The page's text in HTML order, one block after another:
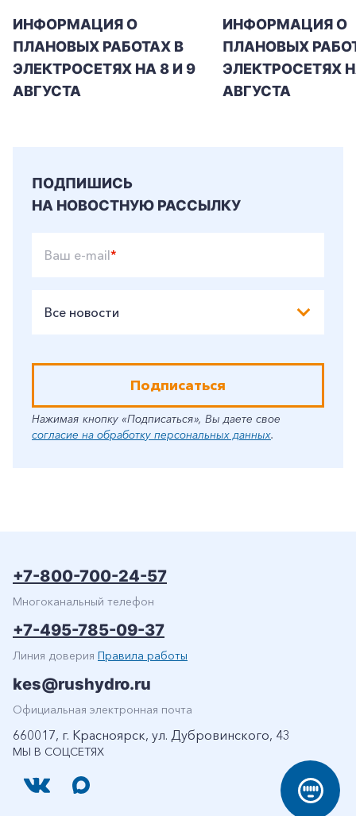
+7-800-700-24-57
Заказать обратный звонок
ИНФОРМАЦИЯ О
ПЛАНОВЫХ РАБОТАХ В
ЭЛЕКТРОСЕТЯХ НА 8 И 9
АВГУСТА
ИНФОРМАЦИЯ О
ПЛАНОВЫХ
ЭЛЕКТРОСЕТЯХ
АВГУСТА
ПОДПИШИСЬ
НА НОВОСТНУЮ РАССЫЛКУ
Ваш e-mail*
Все новости
Подписаться
Нажимая кнопку «Подписаться», Вы даете свое
согласие на обработку персональных данных.
МЫ В СОЦСЕТЯХ
+7-800-700-24-57
Многоканальный телефон
+7-495-785-09-37
Линия доверия Правила работы
kes@rushydro.ru
Официальная электронная почта
660017, г. Красноярск, ул. Дубровинского, 43